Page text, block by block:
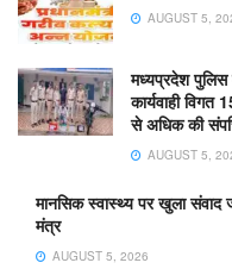
AUGUST 5,
मध्यप्रदेश पुलिस
कार्यवाही
से अधिक की
AUGUST 5,
मानसिक स्वास्थ्य पर खुला संवाद
मंत्र
AUGUST 5, 2026